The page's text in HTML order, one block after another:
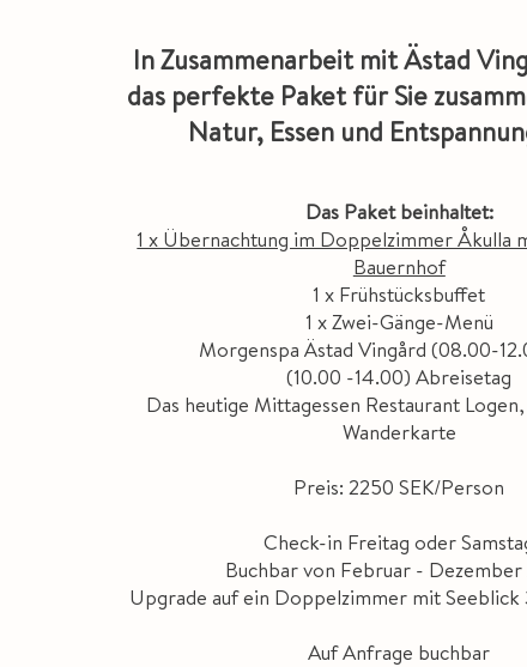
In Zusammenarbeit mit Ästad
das perfekte Paket für Sie
Natur, Essen und
Das Paket beinhaltet:
1 x Übernachtung im Doppelzimmer Åkulla
Bauernhof
1 x Frühstücksbuffet
1 x Zwei-Gänge-Menü
Morgenspa Ästad Vingård (08.00-
(10.00 -14.00) Abreisetag
Das heutige Mittagessen Restaurant
Wanderkarte
Preis: 2250 SEK/Person
Check-in Freitag oder
Buchbar von Februar -
Upgrade auf ein Doppelzimmer mit Seeblick
Auf Anfrage buchbar